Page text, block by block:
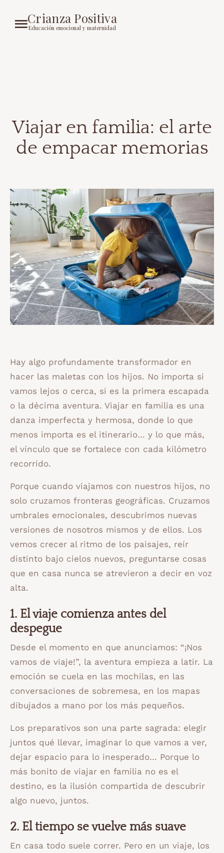
Crianza Positiva
Educación emocional y maternidad
Viajar en familia: el arte
de empacar memorias
Hay algo profundamente transformador en
hacer las maletas con los hijos. No importa si
vamos lejos o cerca, si es la primera escapada
o la décima aventura. Viajar en familia es una
danza imperfecta y hermosa, donde lo que
menos importa es el itinerario… y lo que más,
el vínculo que se fortalece con cada kilómetro
recorrido.
Porque cuando viajamos con nuestros hijos, no
solo cruzamos fronteras geográficas. Cruzamos
umbrales emocionales, descubrimos nuevas
versiones de nosotros mismos y de ellos. Los
vemos crecer al ritmo de los paisajes, reír
distinto bajo cielos nuevos, preguntarse cosas
que en casa nunca se atrevieron a decir en voz
alta.
1. El viaje comienza antes del
despegue
Desde el momento en que anunciamos: “¡Nos
vamos de viaje!”, la aventura empieza a latir. La
emoción se cuela en las mochilas, en las
conversaciones de sobremesa, en los mapas
dibujados a mano por los más pequeños.
Los preparativos son una parte sagrada: elegir
juntos qué llevar, imaginar lo que vamos a ver,
dejar espacio para lo inesperado… Porque lo
más bonito de viajar en familia no es el
destino, es la ilusión compartida de descubrir
algo nuevo, juntos.
2. El tiempo se vuelve más suave
En casa todo suele correr. Pero en un viaje, los